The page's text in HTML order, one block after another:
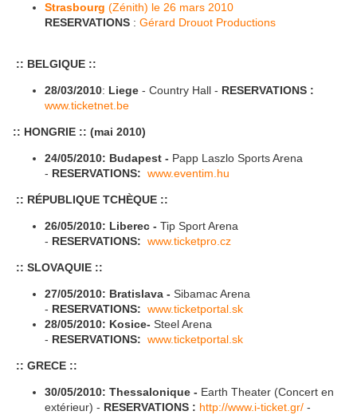
Strasbourg (Zénith) le 26 mars 2010
RESERVATIONS : Gérard Drouot Productions
:: BELGIQUE ::
28/03/2010: Liege - Country Hall - RESERVATIONS :
www.ticketnet.be
:: HONGRIE :: (mai 2010)
24/05/2010: Budapest - Papp Laszlo Sports Arena
- RESERVATIONS: www.eventim.hu
:: RÉPUBLIQUE TCHÈQUE ::
26/05/2010: Liberec - Tip Sport Arena
- RESERVATIONS: www.ticketpro.cz
:: SLOVAQUIE ::
27/05/2010: Bratislava - Sibamac Arena
- RESERVATIONS: www.ticketportal.sk
28/05/2010: Kosice- Steel Arena
- RESERVATIONS: www.ticketportal.sk
:: GRECE ::
30/05/2010: Thessalonique - Earth Theater (Concert en
extérieur) - RESERVATIONS : http://www.i-ticket.gr/ -